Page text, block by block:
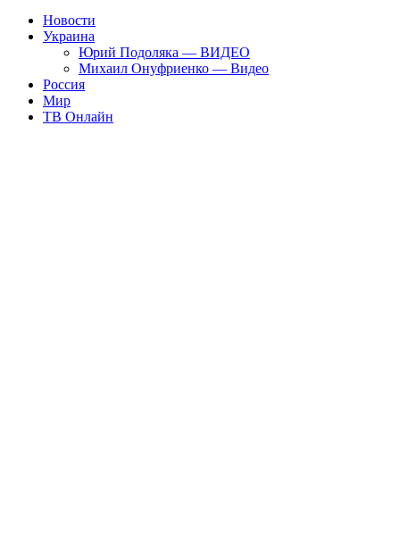
Новости
Украина
Юрий Подоляка — ВИДЕО
Михаил Онуфриенко — Видео
Россия
Мир
ТВ Онлайн